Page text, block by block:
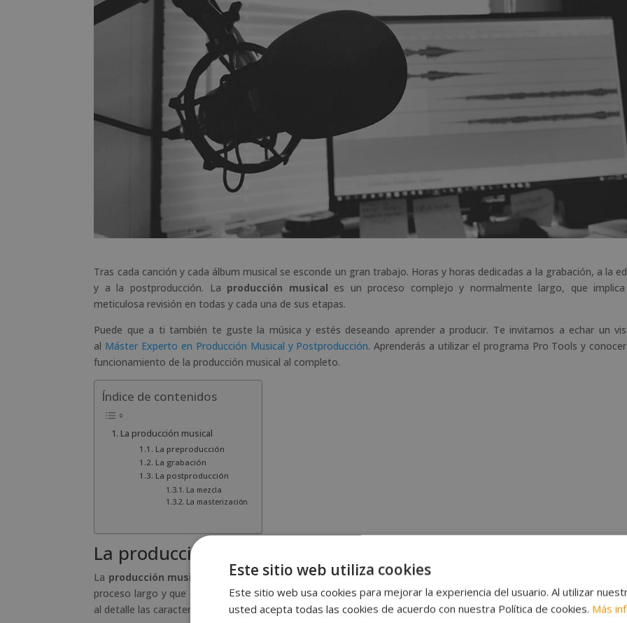
Tras cada canción y cada álbum musical se esconde un gran trabajo. Horas y horas dedicadas a la grabación, a la
y a la postproducción. La producción musical es un proceso complejo y normalmente largo, que
meticulosa revisión en todas y cada una de sus etapas.
Puede que a ti también te guste la música y estés deseando aprender a producir. Te invitamos a echar un
al Máster Experto en Producción Musical y Postproducción. Aprenderás a utilizar el programa Pro Tools y
funcionamiento de la producción musical al completo.
Índice de contenidos
La producción musical
La preproducción
La grabación
La postproducción
La mezcla
La masterización
La producción musical
La producción musical
es el proceso que engloba las tres fases de creación de una pieza musical. Generalmente,
proceso largo y que conlleva estar en posesión del material adecuado para cada estilo. Por ello, es importante
al detalle las características de lo que vayamos a producir y contar con las herramientas y recursos pertinentes.
Este sitio web utiliza cookies
Este sitio web usa cookies para mejorar la experiencia del usuario. Al utilizar
usted acepta todas las cookies de acuerdo con nuestra Política de cookies. Más